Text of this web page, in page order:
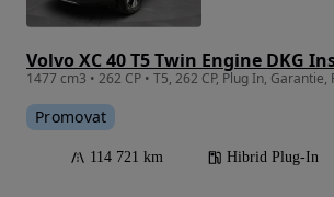
Volvo XC 40 T5 Twin Engine DKG
1477 cm3 • 262 CP • T5, 262 CP, Plug In, Garantie,
Promovat
114 721 km Hibrid Plug-In